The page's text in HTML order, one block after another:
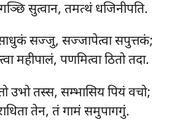
सुत्वान, तमत्थं धजिनीपति.
सज्जु, सज्जापेत्वा सपुत्तकं;
महीपालं, पणमित्वा ठितो तदा.
उभो तस्स, सम्भासिय पियं वचो;
तेन, तं गामं समुपागगुं.